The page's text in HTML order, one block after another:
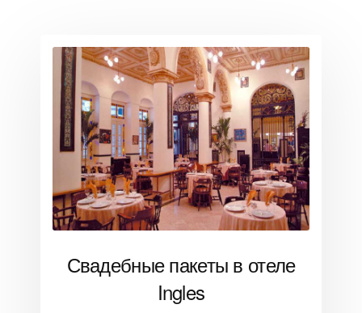
Свадебные пакеты в отеле
Ingles